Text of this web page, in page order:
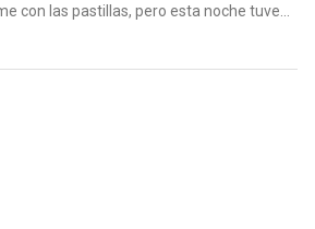
con las pastillas, pero esta noche tuve...